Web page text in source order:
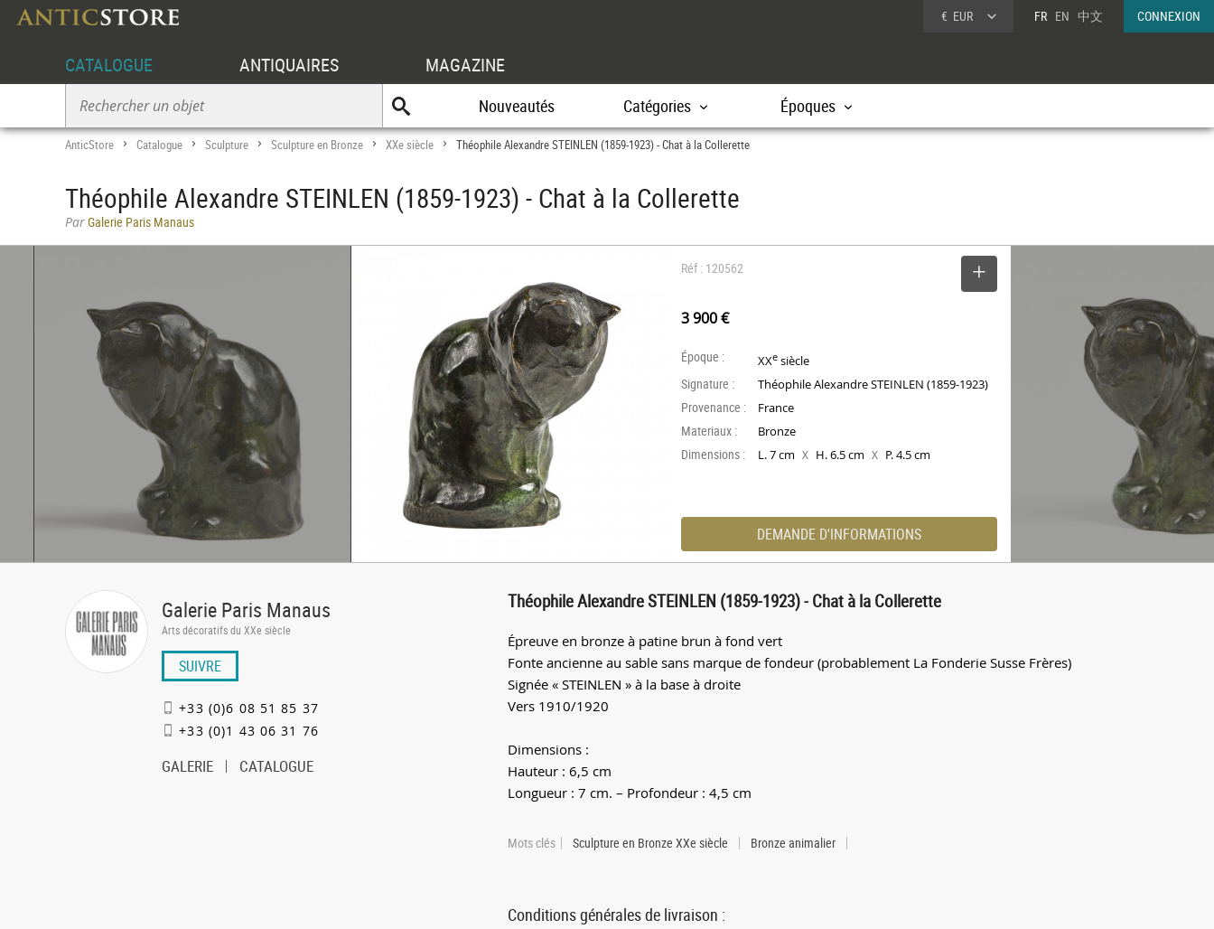
€ EUR FR EN 中文 CONNEXION
CATALOGUE ANTIQUAIRES MAGAZINE
Nouveautés Catégories Époques
AnticStore > Catalogue > Sculpture > Sculpture en Bronze > XXe siècle > Théophile Alexandre STEINLEN (1859-1923) - Chat à la Collerette
Théophile Alexandre STEINLEN (1859-1923) - Chat à la Collerette
ParGalerie Paris Manaus
Réf : 120562
3 900 €
Époque : XXe siècle
Signature : Théophile Alexandre STEINLEN (1859-1923)
Provenance : France
Materiaux : Bronze
Dimensions : L. 7 cm X H. 6.5 cm X P. 4.5 cm
DEMANDE D'INFORMATIONS
Galerie Paris Manaus
Arts décoratifs du XXe siècle
SUIVRE
+33 (0)6 08 51 85 37
+33 (0)1 43 06 31 76
GALERIE CATALOGUE
Théophile Alexandre STEINLEN (1859-1923) - Chat à la Collerette
Épreuve en bronze à patine brun à fond vert
Fonte ancienne au sable sans marque de fondeur (probablement La Fonderie Susse Frères)
Signée « STEINLEN » à la base à droite
Vers 1910/1920
Dimensions :
Hauteur : 6,5 cm
Longueur : 7 cm. – Profondeur : 4,5 cm
Mots clés Sculpture en Bronze XXe siècle Bronze animalier
Conditions générales de livraison :